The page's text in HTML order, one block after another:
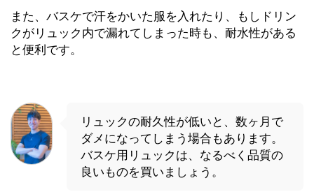
また、バスケで汗をかいた服を入れたり、もしドリン
クがリュック内で漏れてしまった時も、耐水性がある
と便利です。
リュックの耐久性が低いと、数ヶ月で
ダメになってしまう場合もあります。
バスケ用リュックは、なるべく品質の
良いものを買いましょう。